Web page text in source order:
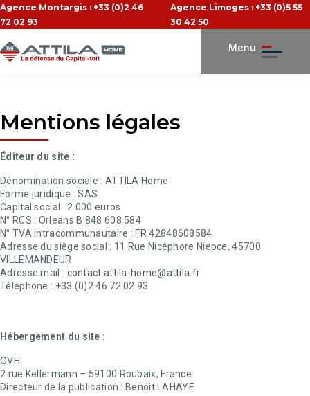
Agence Montargis : +33 (0)2 46
72 02 93
Agence Limoges : +33 (0)5 55
30 42 50
Menu
Mentions légales
Éditeur du site :
Dénomination sociale : ATTILA Home
Forme juridique :SAS
Capital social : 2 000 euros
N° RCS : Orleans B 848 608 584
N° TVA intracommunautaire : FR 42848608584
Adresse du siège social : 11 Rue Nicéphore Niepce, 45700
VILLEMANDEUR
Adresse mail : contact.attila-home@attila.fr
Téléphone : +33 (0)2 46 72 02 93
Hébergement du site :
OVH
2 rue Kellermann – 59100 Roubaix, France
Directeur de la publication : Benoit LAHAYE